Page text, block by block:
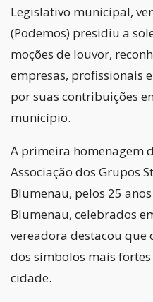
Legislativo municipal,
(Podemos) presidiu a
moções de louvor,
empresas, profissionais
por suas contribuições
município.
A primeira homenagem
Associação dos Grupos
Blumenau, pelos 25
Blumenau, celebrados
vereadora destacou que
dos símbolos mais
cidade.